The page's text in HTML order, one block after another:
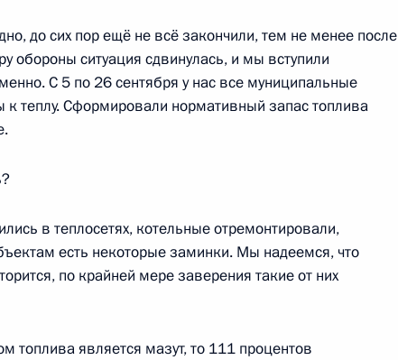
Мурманской области Мариной
приоритетных нацпроектов
до сих пор ещё не всё закончили, тем не менее после
обороны ситуация сдвинулась, и мы вступили
С 5 по 26 сентября у нас все муниципальные
теплу. Сформировали нормативный запас топлива
в теплосетях, котельные отремонтировали,
есть некоторые заминки. Мы надеемся, что
по крайней мере заверения такие от них
топлива является мазут, то 111 процентов